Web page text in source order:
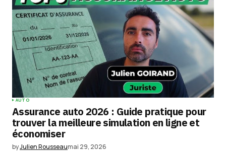
Comment
Your Name*
Your E-mail*
Enregistrer mon nom, mon e-mail et mon
site dans le navigateur pour mon prochain
AUTO
Assurance auto 2026 : Guide pratique pour
trouver la meilleure simulation en ligne et
économiser
byJulien Rousseaumai 29, 2026